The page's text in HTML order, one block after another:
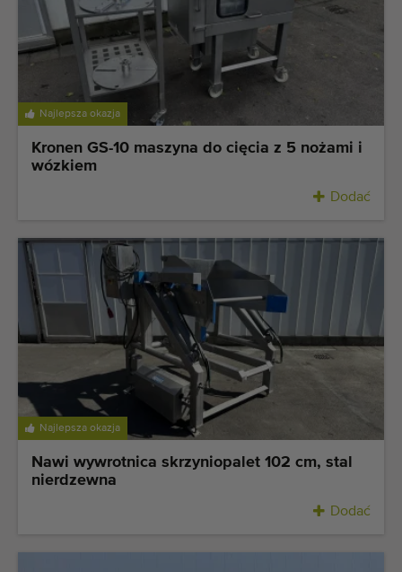
Najlepsza okazja
Kronen GS-10 maszyna do cięcia z 5 nożami i
wózkiem
Dodać
Najlepsza okazja
Nawi wywrotnica skrzyniopalet 102 cm, stal
nierdzewna
Dodać